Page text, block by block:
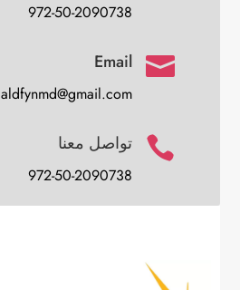
972-50-2090738

Email
aldfynmd@gmail.com
 تواصل معنا
972-50-2090738